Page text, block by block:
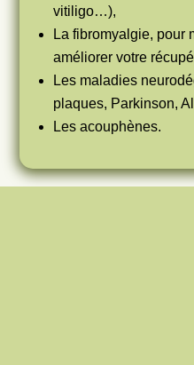
vitiligo…),
La fibromyalgie, pour
améliorer votre
Les maladies
plaques, Parkinson,
Les acouphènes.